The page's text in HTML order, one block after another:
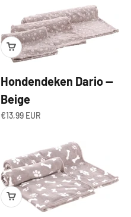
Hondendeken Dario —
Beige
Angebot
€13,99 EUR